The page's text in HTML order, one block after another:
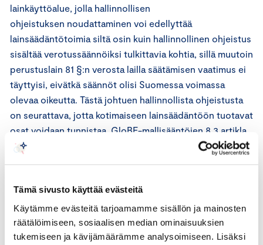
Tämä sivusto käyttää evästeitä
Käytämme evästeitä tarjoamamme sisällön ja mainosten
räätälöimiseen, sosiaalisen median ominaisuuksien
tukemiseen ja kävijämäärämme analysoimiseen. Lisäksi
lainkäyttöalue, jolla hallinnollisen
ohjeistuksen noudattaminen voi edellyttää
lainsäädäntötoimia siltä osin kuin hallinnollinen ohjeistus
sisältää verotussäännöiksi tulkittavia kohtia, sillä muutoin
perustuslain 81 §:n verosta lailla säätämisen vaatimus ei
täyttyisi, eivätkä säännöt olisi Suomessa voimassa
olevaa oikeutta. Tästä johtuen hallinnollista ohjeistusta
on seurattava, jotta kotimaiseen lainsäädäntöön tuotavat
osat voidaan tunnistaa. GloBE-mallisääntöjen 8.3 artikla
ei sinänsä sisällä aikataulua kansallisille
Edellä kuvattu viittaus vastaa Keskuskauppakamarin
käsitystä siitä, ettei minimiveron
yhdenmukaista tulkintaa edellyttävä (Common
approach) -periaate tarkoita sitä, että PL